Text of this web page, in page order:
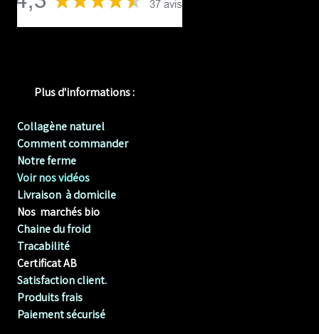
Plus d'informations :
Collagène naturel
Comment commander
Notre ferme
Voir nos vidéos
Livraison à domicile
Nos marchés bio
Chaine du froid
Tracabilité
Certificat AB
Satisfaction client.
Produits frais
Paiement sécurisé